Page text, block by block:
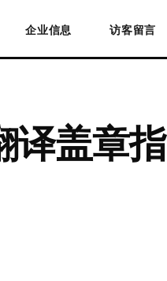
企业信息 访客留言
译盖章指